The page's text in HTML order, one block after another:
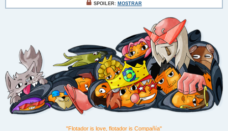
SPOILER: MOSTRAR
"Flotador is love, flotador is Compañía"